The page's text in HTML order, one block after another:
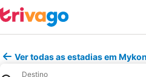
Ver todas as estadias em
Destino